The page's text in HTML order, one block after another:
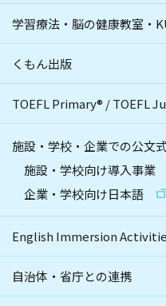
学習療法・脳の健康教室・
くもん出版
TOEFL Primary® /TOEFL
施設・学校・企業での公文
施設・学校向け導入事業
企業・学校向け日本語
English Immersion
自治体・省庁との連携